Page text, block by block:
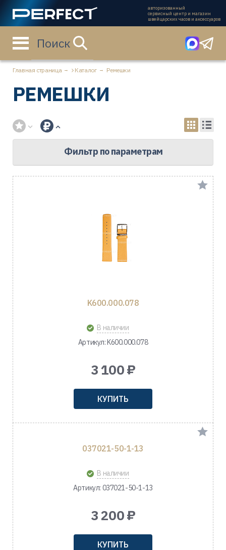
авторизованный
сервисный центр и магазин
швейцарских часов и аксессуаров
Поиск
Главная страница Каталог Ремешки
РЕМЕШКИ
Фильтр по параметрам
K600.000.078
В наличии
Артикул: K600.000.078
3 100 ₽
КУПИТЬ
037021-50-1-13
В наличии
Артикул: 037021-50-1-13
3 200 ₽
КУПИТЬ